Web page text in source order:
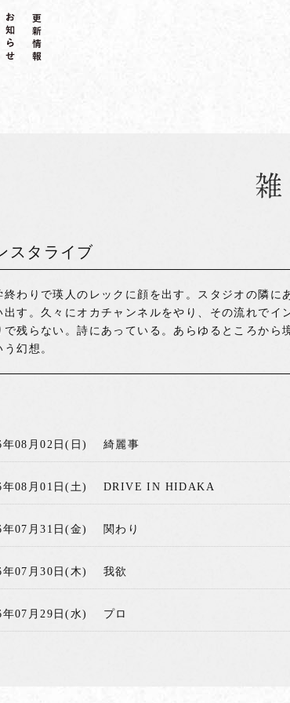
スタライブ
終わりで瑛人のレックに顔を出す。スタジオの隣
出す。久々にオカチャンネルをやり、その流れでイ
で残らない。詩にあっている。あらゆるところか
う幻想。
年08月02日(日) 綺麗事
年08月01日(土) DRIVE IN HIDAKA
年07月31日(金) 関わり
年07月30日(木) 我欲
年07月29日(水) プロ